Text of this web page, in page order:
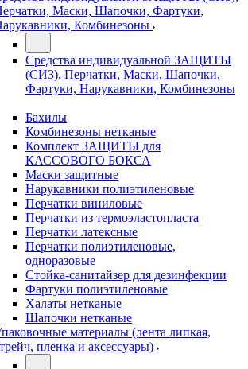
Маски, Шапочки, Фартуки,
Комбинезоны
Средства индивидуальной ЗАЩИТЫ
(СИЗ), Перчатки, Маски, Шапочки,
Фартуки, Нарукавники, Комбинезоны
Бахилы
Комбинезоны нетканые
Комплект ЗАЩИТЫ для
КАССОВОГО БОКСА
Маски защитные
Нарукавники полиэтиленовые
Перчатки виниловые
Перчатки из термоэластопласта
Перчатки латексные
Перчатки полиэтиленовые,
одноразовые
Стойка-санитайзер для дезинфекции
Фартуки полиэтиленовые
Халаты нетканые
Шапочки нетканые
материалы (лента липкая,
пленка и аксессуары)